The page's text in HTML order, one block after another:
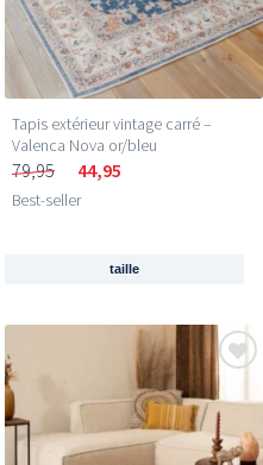
Tapis extérieur vintage carré –
Valenca Nova or/bleu
79,95 44,95
Best-seller
taille